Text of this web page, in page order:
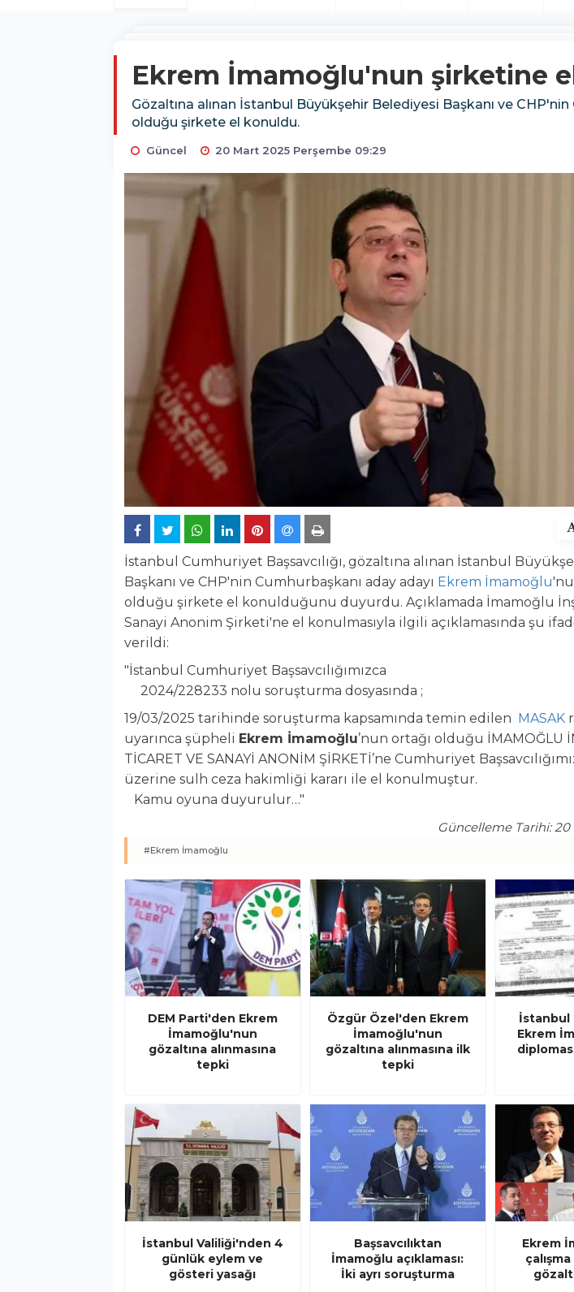
Ekrem İmamoğlu'nun şirketine
Gözaltına alınan İstanbul Büyükşehir Belediyesi Başkanı ve
olduğu şirkete el konuldu.
Güncel 20 Mart 2025 Perşembe 09:29
İstanbul Cumhuriyet Başsavcılığı, gözaltına alınan İstanbul
Başkanı ve CHP'nin Cumhurbaşkanı aday adayı Ekrem İmamoğlu
olduğu şirkete el konulduğunu duyurdu. Açıklamada İmamoğlu
Sanayi Anonim Şirketi'ne el konulmasıyla ilgili açıklamasında şu
verildi:
"İstanbul Cumhuriyet Başsavcılığımızca
2024/228233 nolu soruşturma dosyasında ;
19/03/2025 tarihinde soruşturma kapsamında temin edilen
MASAK
uyarınca şüpheli Ekrem İmamoğlu’nun ortağı olduğu İMAMOĞLU
TİCARET VE SANAYİ ANONİM ŞİRKETİ’ne Cumhuriyet
üzerine sulh ceza hakimliği kararı ile el konulmuştur.
Kamu oyuna duyurulur…"
Güncelleme Tarihi: 20
#Ekrem İmamoğlu
DEM Parti'den Ekrem
İmamoğlu'nun
gözaltına alınmasına
tepki
Özgür Özel'den Ekrem
İmamoğlu'nun
gözaltına alınmasına ilk
tepki
İstanbul
Ekrem
İstanbul Valiliği'nden 4
günlük eylem ve
gösteri yasağı
Başsavcılıktan
İmamoğlu açıklaması:
İki ayrı soruşturma
Ekrem